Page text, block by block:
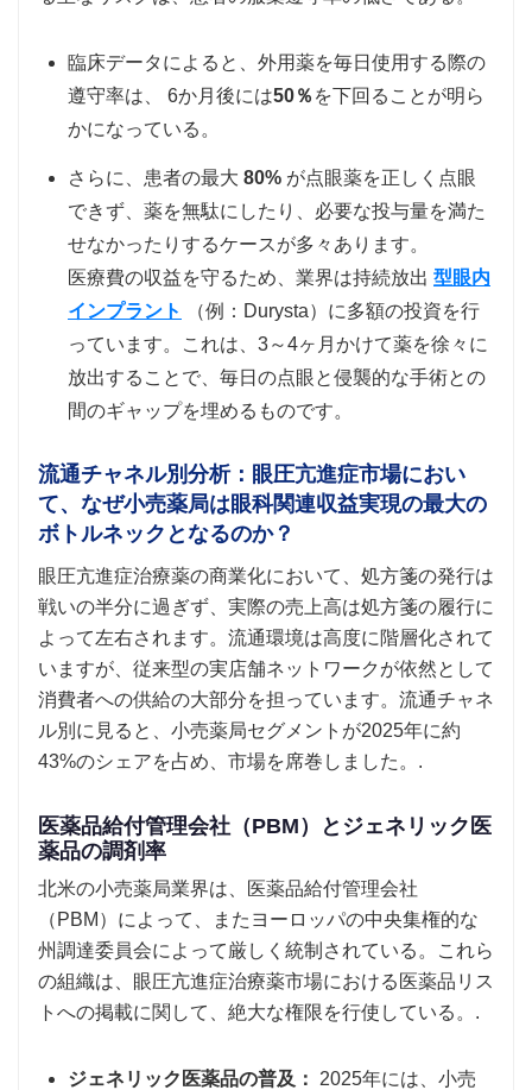
臨床データによると、外用薬を毎日使用する際の
遵守率は、 6か月後には50％ を下回ることが明ら
かになっている。
さらに、患者の最大 80% が点眼薬を正しく点眼
できず、薬を無駄にしたり、必要な投与量を満た
せなかったりするケースが多々あります。
医療費の収益を守るため、業界は持続放出 型眼内
インプラント
（例：Durysta）に多額の投資を行
っています。これは、3～4ヶ月かけて薬を徐々に
放出することで、毎日の点眼と侵襲的な手術との
間のギャップを埋めるものです。
流通チャネル別分析：眼圧亢進症市場におい
て、なぜ小売薬局は眼科関連収益実現の最大の
ボトルネックとなるのか？
眼圧亢進症治療薬の商業化において、処方箋の発行は
戦いの半分に過ぎず、実際の売上高は処方箋の履行に
よって左右されます。流通環境は高度に階層化されて
いますが、従来型の実店舗ネットワークが依然として
消費者への供給の大部分を担っています。流通チャネ
ル別に見ると、小売薬局セグメントが2025年に約
43%のシェアを占め、市場を席巻しました。.
医薬品給付管理会社（PBM）とジェネリック医
薬品の調剤率
北米の小売薬局業界は、医薬品給付管理会社
（PBM）によって、またヨーロッパの中央集権的な
州調達委員会によって厳しく統制されている。これら
の組織は、眼圧亢進症治療薬市場における医薬品リス
トへの掲載に関して、絶大な権限を行使している。.
ジェネリック医薬品の普及：
2025年には、小売